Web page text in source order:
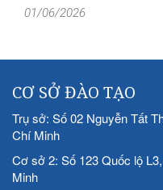
01/06/2026
CƠ SỞ ĐÀO TẠO
Trụ sở: Số 02 Nguyễn Tất
Chí Minh
Cơ sở 2: Số 123 Quốc lộ
Minh